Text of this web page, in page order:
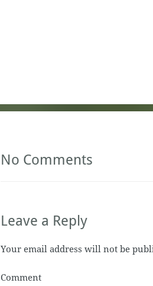
No Comments
Leave a Reply
Your email address will not be
Comment